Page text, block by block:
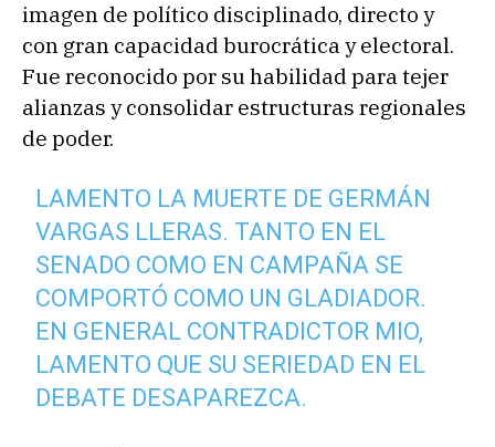
imagen de político disciplinado, directo y
con gran capacidad burocrática y electoral.
Fue reconocido por su habilidad para tejer
alianzas y consolidar estructuras regionales
de poder.
LAMENTO LA MUERTE DE GERMÁN
VARGAS LLERAS. TANTO EN EL
SENADO COMO EN CAMPAÑA SE
COMPORTÓ COMO UN GLADIADOR.
EN GENERAL CONTRADICTOR MIO,
LAMENTO QUE SU SERIEDAD EN EL
DEBATE DESAPAREZCA.